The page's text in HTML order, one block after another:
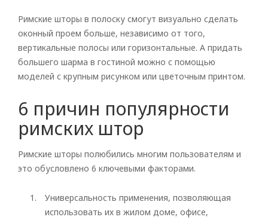
Римские шторы в полоску смогут визуально сделать
оконный проем больше, независимо от того,
вертикальные полосы или горизонтальные. А придать
большего шарма в гостиной можно с помощью
моделей с крупным рисунком или цветочным принтом.
6 причин популярности
римских штор
Римские шторы полюбились многим пользователям и
это обусловлено 6 ключевыми факторами.
Универсальность применения, позволяющая
использовать их в жилом доме, офисе,